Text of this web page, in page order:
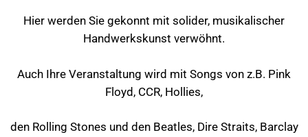
Hier werden Sie gekonnt mit solider, musikalischer
Handwerkskunst verwöhnt.
Auch Ihre Veranstaltung wird mit Songs von z.B. Pink
Floyd, CCR, Hollies,
den Rolling Stones und den Beatles, Dire Straits, Barclay